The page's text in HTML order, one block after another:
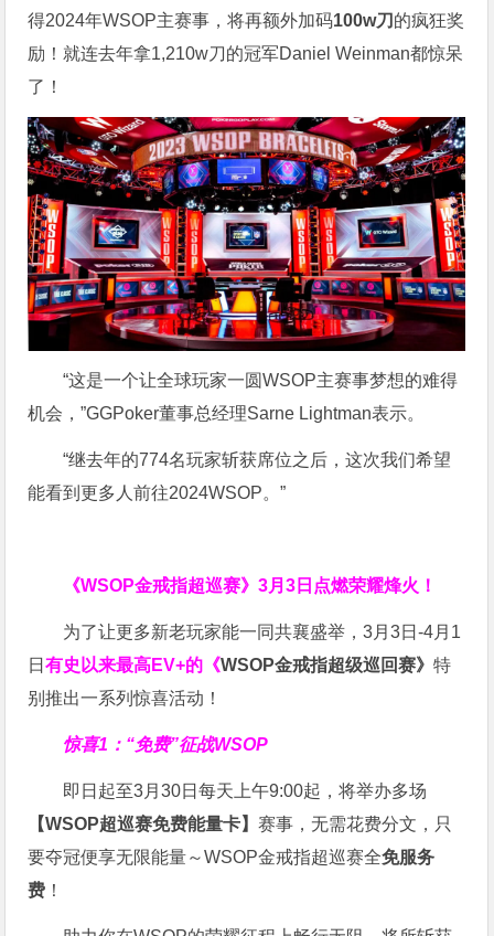
得2024年WSOP主赛事，将再额外加码100w刀 的疯狂奖
励！就连去年拿1,210w刀的冠军Daniel Weinman都惊呆
了！
“这是一个让全球玩家一圆WSOP主赛事梦想的难得
机会，”GGPoker董事总经理Sarne Lightman表示。
“继去年的774名玩家斩获席位之后，这次我们希望
能看到更多人前往2024WSOP。”
《WSOP金戒指超巡赛》3月3日点燃荣耀烽火！
为了让更多新老玩家能一同共襄盛举，3月3日-4月1
日有史以来最高EV+的《WSOP金戒指超级巡回赛》特
别推出一系列惊喜活动！
惊喜1：“免费”征战WSOP
即日起至3月30日每天上午9:00起，将举办多场
【WSOP超巡赛免费能量卡】赛事，无需花费分文，只
要夺冠便享无限能量～WSOP金戒指超巡赛全免服务
费 ！